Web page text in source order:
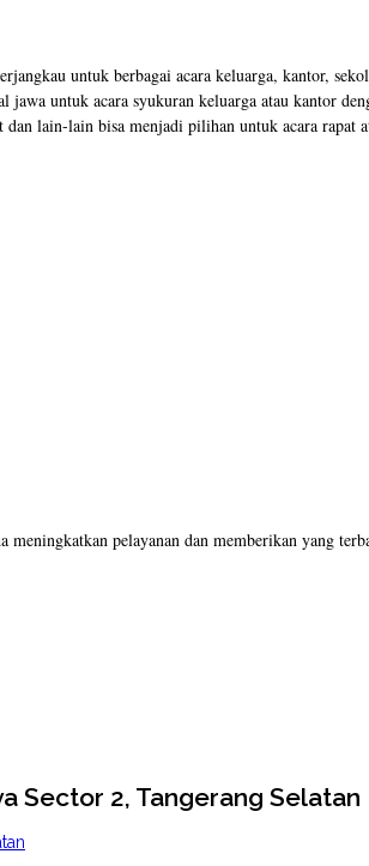
untuk berbagai acara keluarga, kantor,
untuk acara syukuran keluarga atau kantor
lain-lain bisa menjadi pilihan untuk acara rapat
meningkatkan pelayanan dan memberikan yang
Sector 2, Tangerang Selatan